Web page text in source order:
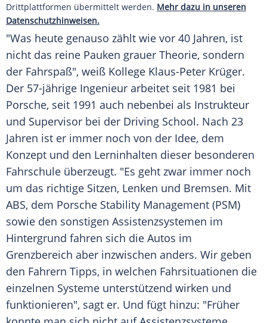
Drittplattformen übermittelt werden. Mehr dazu in unseren
Datenschutzhinweisen.
"Was heute genauso zählt wie vor 40 Jahren, ist
nicht das reine Pauken grauer Theorie, sondern
der Fahrspaß", weiß Kollege Klaus-Peter Krüger.
Der 57-jährige Ingenieur arbeitet seit 1981 bei
Porsche, seit 1991 auch nebenbei als Instrukteur
und Supervisor bei der Driving School. Nach 23
Jahren ist er immer noch von der Idee, dem
Konzept und den Lerninhalten dieser besonderen
Fahrschule überzeugt. "Es geht zwar immer noch
um das richtige Sitzen, Lenken und Bremsen. Mit
ABS, dem Porsche Stability Management (PSM)
sowie den sonstigen Assistenzsystemen im
Hintergrund fahren sich die Autos im
Grenzbereich aber inzwischen anders. Wir geben
den Fahrern Tipps, in welchen Fahrsituationen die
einzelnen Systeme unterstützend wirken und
funktionieren", sagt er. Und fügt hinzu: "Früher